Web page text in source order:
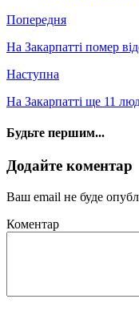
Попередня
На Закарпатті помер
Наступна
На Закарпатті ще 11
Будьте першим...
Додайте коментар
Ваш email не буде
Коментар